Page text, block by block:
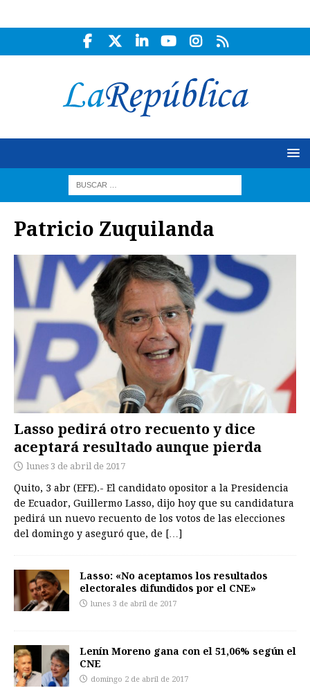
Patricio Zuquilanda
Lasso pedirá otro recuento y dice
aceptará resultado aunque pierda
lunes 3 de abril de 2017
Quito, 3 abr (EFE).- El candidato opositor a la Presidencia
de Ecuador, Guillermo Lasso, dijo hoy que su candidatura
pedirá un nuevo recuento de los votos de las elecciones
del domingo y aseguró que, de […]
Lasso: «No aceptamos los resultados
electorales difundidos por el CNE»
lunes 3 de abril de 2017
Lenín Moreno gana con el 51,06% según el
CNE
domingo 2 de abril de 2017